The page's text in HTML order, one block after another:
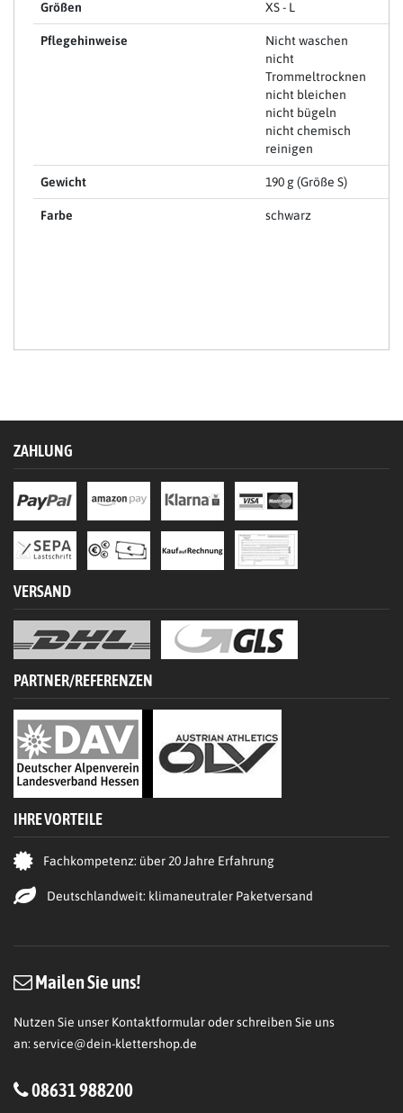
Größen XS - L
Pflegehinweise
Nicht waschen
nicht
Trommeltrocknen
nicht bleichen
nicht bügeln
nicht chemisch
reinigen
Gewicht 190 g (Größe S)
Farbe schwarz
ZAHLUNG
VERSAND
PARTNER/REFERENZEN
IHRE VORTEILE
Fachkompetenz: über 20 Jahre Erfahrung
Deutschlandweit: klimaneutraler Paketversand
Mailen Sie uns!
Nutzen Sie unser Kontaktformular oder schreiben Sie uns
an: service@dein-klettershop.de
08631 988200